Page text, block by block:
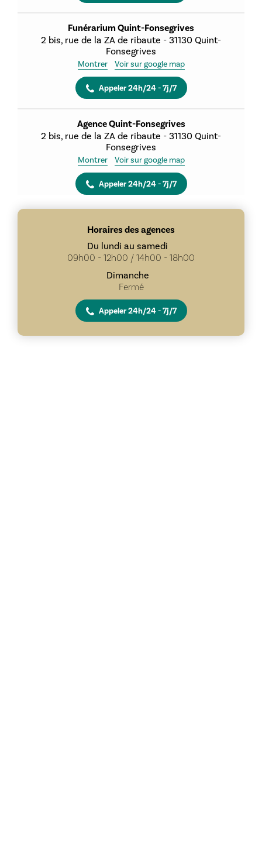
Funérarium Quint-Fonsegrives
2 bis, rue de la ZA de ribaute - 31130 Quint-
Fonsegrives
Montrer Voir sur google map
Appeler 24h/24 - 7j/7
Agence Quint-Fonsegrives
2 bis, rue de la ZA de ribaute - 31130 Quint-
Fonsegrives
Montrer Voir sur google map
Appeler 24h/24 - 7j/7
Horaires des agences
Du lundi au samedi
09h00 - 12h00 / 14h00 - 18h00
Dimanche
Fermé
Appeler 24h/24 - 7j/7